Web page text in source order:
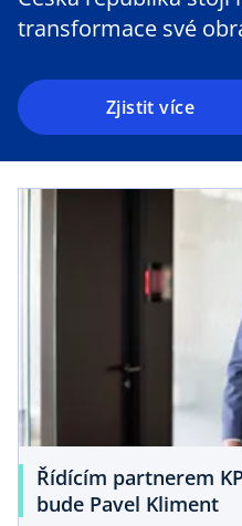
transformace své
Zjistit více
Řídícím partnerem
bude Pavel Kliment